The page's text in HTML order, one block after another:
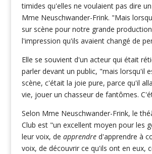
timides qu'elles ne voulaient pas dire
Mme Neuschwander-Frink. "Mais
sur scène pour notre grande
l'impression qu'ils avaient changé de
Elle se souvient d'un acteur qui était
parler devant un public, "mais lorsqu'il
scène, c'était la joie pure, parce qu'il
vie, jouer un chasseur de fantômes.
Selon Mme Neuschwander-Frink, le
Club est "un excellent moyen pour les
leur voix, de apprendre d'apprendre à
voix, de découvrir ce qu'ils ont en eux,